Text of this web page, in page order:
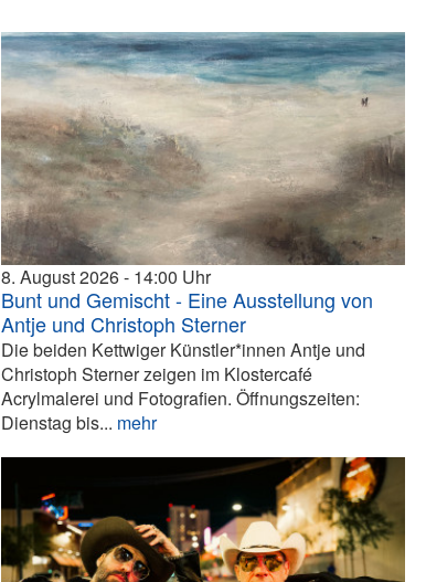
8. August 2026 14:00
Bunt und Gemischt - Eine Ausstellung von
Antje und Christoph Sterner
Die beiden Kettwiger Künstler*innen Antje und
Christoph Sterner zeigen im Klostercafé
Acrylmalerei und Fotografien. Öffnungszeiten:
Dienstag bis... mehr